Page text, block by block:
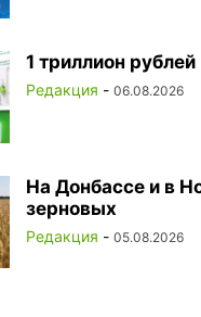
1 триллион
Редакция - 06.08.2026
На Донбассе и в
зерновых
Редакция - 05.08.2026